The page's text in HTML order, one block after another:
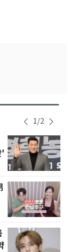
1/2
'